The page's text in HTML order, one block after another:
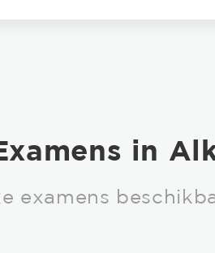
in
examens